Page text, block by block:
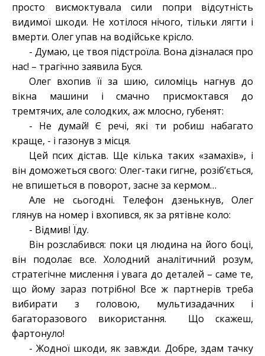
просто висмоктувала сили попри відсутність
видимої шкоди. Не хотілося нічого, тільки лягти і
вмерти. Олег упав на водійське крісло.
- Думаю, це твоя підстроїла. Вона дізналася про
нас! – трагічно заявила Буся.
Олег вхопив її за шию, силоміць нагнув до
вікна машини і смачно присмоктався до
тремтячих, але солодких, аж млосно, губенят:
- Не думай! Є речі, які ти робиш набагато
краще, - і газонув з місця.
Цей псих дістав. Ще кілька таких «замахів», і
він доможеться свого: Олег-таки гигне, розіб’ється,
не впишеться в поворот, засне за кермом…
Але не сьогодні. Телефон дзенькнув, Олег
глянув на номер і вхопився, як за рятівне коло:
- Відмив! Їду.
Він розслабився: поки ця людина на його боці,
він подолає все. Холодний аналітичний розум,
стратегічне мислення і увага до деталей – саме те,
що йому зараз потрібно! Все ж партнерів треба
вибирати з головою, мультизадачних і
багаторазового використання. Що скажеш,
фартонуло!
- Жодної шкоди, як завжди. Добре, здам тачку